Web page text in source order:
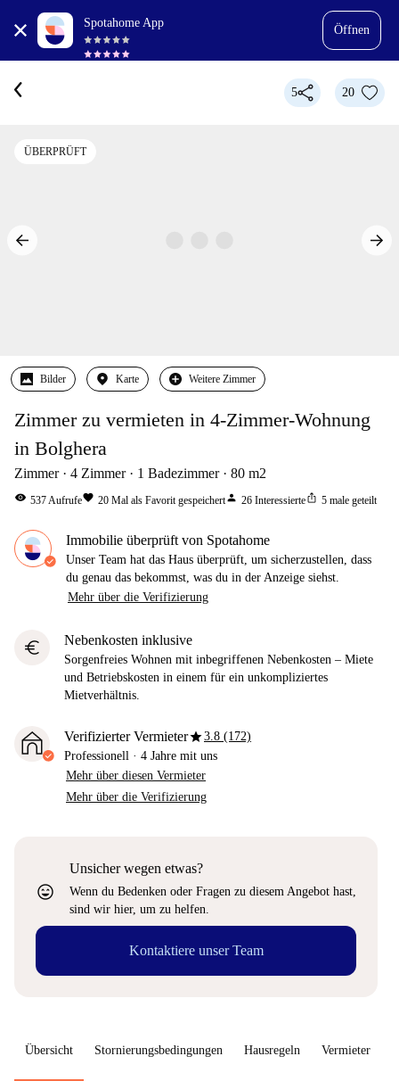
Spotahome App
Öffnen
5 20
ÜBERPRÜFT
Bilder Karte Weitere Zimmer
Zimmer zu vermieten in 4-Zimmer-Wohnung
in Bolghera
Zimmer 4 Zimmer 1 Badezimmer 80 m2
visibility 537Aufrufefavorite 20 Mal als Favorit gespeichertperson 26 Interessierteios_share 5 male geteilt
Immobilie überprüft von Spotahome
Unser Team hat das Haus überprüft, um sicherzustellen, dass
du genau das bekommst, was du in der Anzeige siehst.
Mehr über die Verifizierung
euro Nebenkosten inklusive
Sorgenfreies Wohnen mit inbegriffenen Nebenkosten – Miete
und Betriebskosten in einem für ein unkompliziertes
Mietverhältnis.
Verifizierter Vermieterstar3.8 (172)
Professionell · 4 Jahre mit uns
Mehr über diesen Vermieter
Mehr über die Verifizierung
sentiment_very_satisfied
Unsicher wegen etwas?
Wenn du Bedenken oder Fragen zu diesem Angebot hast,
sind wir hier, um zu helfen.
Kontaktiere unser Team
Übersicht Stornierungsbedingungen Hausregeln Vermieter